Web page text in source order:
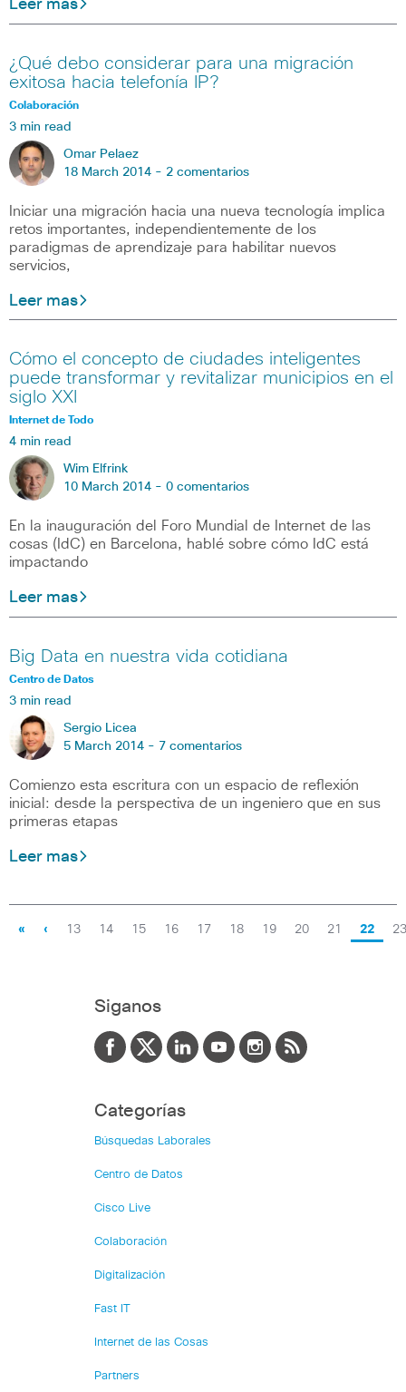
Leer mas
¿Qué debo considerar para una migración
exitosa hacia telefonía IP?
Colaboración
3 min read
Omar Pelaez
18 March 2014 - 2 comentarios
Iniciar una migración hacia una nueva tecnología implica
retos importantes, independientemente de los
paradigmas de aprendizaje para habilitar nuevos
servicios,
Leer mas
Cómo el concepto de ciudades inteligentes
puede transformar y revitalizar municipios en el
siglo XXI
Internet de Todo
4 min read
Wim Elfrink
10 March 2014 - 0 comentarios
En la inauguración del Foro Mundial de Internet de las
cosas (IdC) en Barcelona, hablé sobre cómo IdC está
impactando
Leer mas
Big Data en nuestra vida cotidiana
Centro de Datos
3 min read
Sergio Licea
5 March 2014 - 7 comentarios
Comienzo esta escritura con un espacio de reflexión
inicial: desde la perspectiva de un ingeniero que en sus
primeras etapas
Leer mas
« ‹ 13 14 15 16 17 18 19 20 21 22 23
Siganos
Categorías
Búsquedas Laborales
Centro de Datos
Cisco Live
Colaboración
Digitalización
Fast IT
Internet de las Cosas
Partners